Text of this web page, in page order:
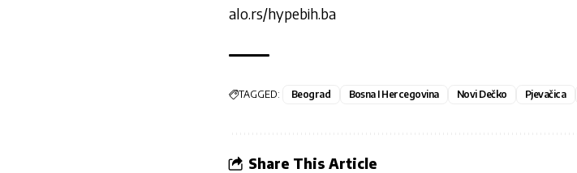
alo.rs/hypebih.ba
TAGGED: Beograd Bosna I Hercegovina Novi Dečko Pjevačica
Share This Article